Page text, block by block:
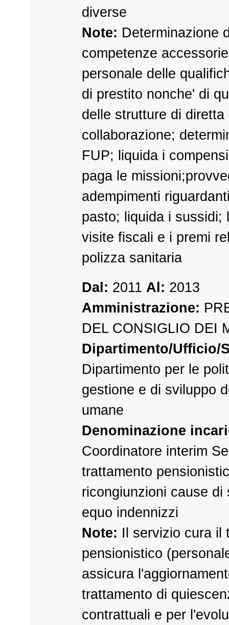
diverse
Note: Determinazione
competenze
personale delle
di prestito nonche' di
delle strutture di diretta
collaborazione;
FUP; liquida i
paga le
adempimenti
pasto; liquida i sussidi;
visite fiscali e i premi
polizza sanitaria
Dal: 2011 Al: 2013
Amministrazione:
DEL CONSIGLIO DEI
Dipartimento/Ufficio/
Dipartimento per le
gestione e di sviluppo
umane
Denominazione
Coordinatore interim
trattamento
ricongiunzioni cause di
equo indennizzi
Note: Il servizio cura il
pensionistico
assicura
trattamento di
contrattuali e per